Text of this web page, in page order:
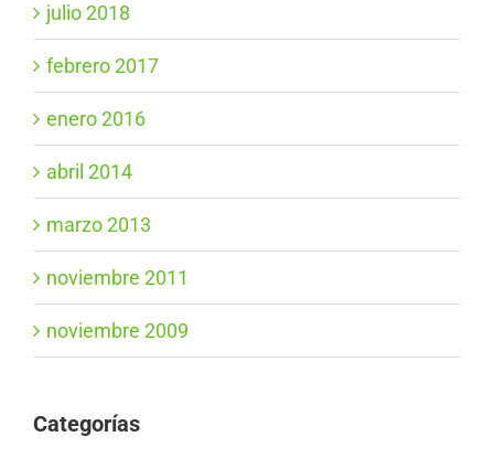
julio 2018
febrero 2017
enero 2016
abril 2014
marzo 2013
noviembre 2011
noviembre 2009
Categorías